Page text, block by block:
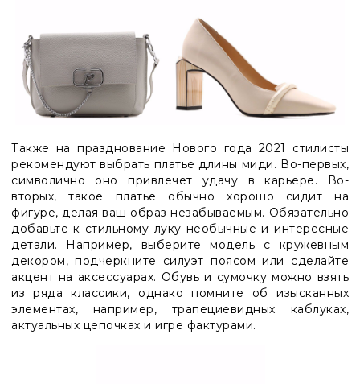
Также на празднование Нового года 2021 стилисты
рекомендуют выбрать платье длины миди. Во-первых,
символично оно привлечет удачу в карьере. Во-
вторых, такое платье обычно хорошо сидит на
фигуре, делая ваш образ незабываемым. Обязательно
добавьте к стильному луку необычные и интересные
детали. Например, выберите модель с кружевным
декором, подчеркните силуэт поясом или сделайте
акцент на аксессуарах. Обувь и сумочку можно взять
из ряда классики, однако помните об изысканных
элементах, например, трапециевидных каблуках,
актуальных цепочках и игре фактурами.